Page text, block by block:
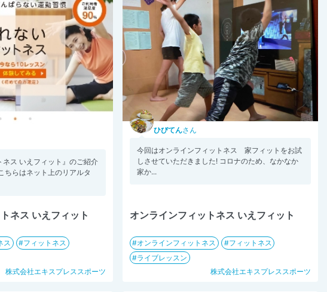
ネス いえフィット』のご紹介
ちらはネット上のリアルタ
ネス いえフィット
ス
フィットネス
株式会社エキスプレススポーツ
ひびてんさん
今回はオンラインフィットネス 家フィットをお試
しさせていただきました! コロナのため、なかなか
家か...
オンラインフィットネス いえフィット
オンラインフィットネス
フィットネス
ライブレッスン
株式会社エキスプレススポーツ